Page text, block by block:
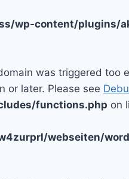
wp-content/plugins/
was triggered too
or later. Please see
functions.php on
webseiten/